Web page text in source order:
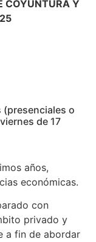
COYUNTURA Y
o
de 17
años,
económicas.
con
privado y
a fin de abordar